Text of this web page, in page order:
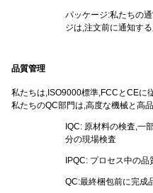
パッケージ:私たちの
ジは,注文前に通知す
品質管理
私たちは,ISO9000標準,FCCとCEに
私たちのQC部門は,高度な機械と高
IQC: 原材料の検査,一
分の現場検査
IPQC: プロセス中の
QC:最終梱包前に完成